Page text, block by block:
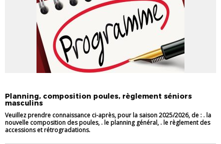
Planning, composition poules, règlement séniors
masculins
Veuillez prendre connaissance ci-après, pour la saison 2025/2026, de : . la
nouvelle composition des poules, . le planning général, . le règlement des
accessions et rétrogradations.